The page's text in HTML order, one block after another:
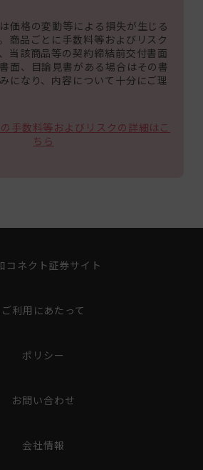
価格の変動等による損失が生じる
商品ごとに手数料等およびリスク
当該商品等の契約締結前交付書面
面、目論見書がある場合はその書
になり、内容について十分にご理
手数料等およびリスクの詳細はこ
ちら
コネクト証券サイト
ご利用にあたって
ポリシー
お問い合わせ
会社情報